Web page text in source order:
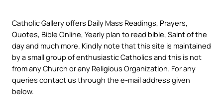
Catholic Gallery offers Daily Mass Readings, Prayers,
Quotes, Bible Online, Yearly plan to read bible, Saint of the
day and much more. Kindly note that this site is maintained
by a small group of enthusiastic Catholics and this is not
from any Church or any Religious Organization. For any
queries contact us through the e-mail address given
below.